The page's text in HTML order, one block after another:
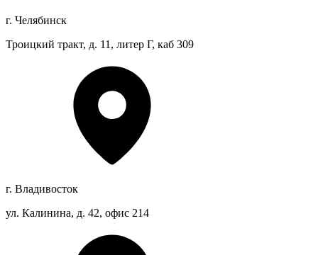
г. Челябинск
Троицкий тракт, д. 11, литер Г, каб 309
г. Владивосток
ул. Калинина, д. 42, офис 214